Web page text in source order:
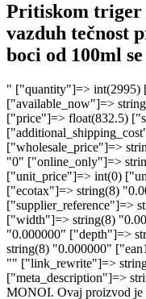
Pritiskom triger
vazduh tečnost
boci od 100ml
" ["quantity"]=> int(2995) ["minimal_quantity"]=> string(1) "1" ["available_now"]=> string(0) "" ["available_later"]=> string(0) "" ["price"]=> float(832.5) ["specificPrice"]=> bool(false) ["additional_shipping_cost"]=> string(4) "0.00" ["wholesale_price"]=> string(8) "0.000000" ["on_sale"]=> string(1) "0" ["online_only"]=> string(1) "0" ["unity"]=> string(0) "" ["unit_price"]=> int(0) ["unit_price_ratio"]=> string(8) "0.000000" ["ecotax"]=> string(8) "0.000000" ["reference"]=> string(0) "" ["supplier_reference"]=> string(0) "" ["location"]=> string(0) "" ["width"]=> string(8) "0.000000" ["height"]=> string(8) "0.000000" ["depth"]=> string(8) "0.000000" ["weight"]=> string(8) "0.000000" ["ean13"]=> string(0) "" ["upc"]=> string(0) "" ["link_rewrite"]=> string(24) "osvezivac-prostora-monoi" ["meta_description"]=> string(161) "OSVEŽIVAČ PROSTORA MONOI. Ovaj proizvod je namenjen da maskira ili neutrališe neprijatne mirise ili da samo osveži vazduh u Vašem domu, kancelariji, kolima." ["meta_keywords"]=> string(0) "" ["meta_title"]=> string(26) "OSVEŽIVAČ PROSTORA MONOI" ["quantity_discount"]=> string(1) "0" ["customizable"]=> string(1) "0" ["new"]=> bool(false) ["uploadable_files"]=> string(1) "0" ["text_fields"]=> string(1) "0" ["active"]=> string(1) "1" ["redirect_type"]=> string(3) "404" ["id_product_redirected"]=> string(1) "0" ["available_for_order"]=> string(1) "1" ["available_date"]=> string(10) "0000-00-00" ["condition"]=> string(3) "new" ["show_price"]=> string(1) "1" ["indexed"]=> string(1) "1" ["visibility"]=> string(4) "both" ["date_add"]=> string(19) "2024-07-10 11:11:54" ["date_upd"]=> string(19) "2026-06-05 16:47:25" ["tags"]=> bool(false) ["base_price"]=> string(8) "0.000000" ["id_tax_rules_group"]=> string(2) "54" ["id_color_default"]=> int(0) ["advanced_stock_management"]=> string(1) "0" ["out_of_stock"]=> int(2) ["depends_on_stock"]=> bool(false) ["isFullyLoaded"]=> bool(true) ["cache_is_pack"]=> string(1) "0" ["cache_has_attachments"]=> string(1) "0" ["is_virtual"]=> string(1) "0" ["id_pack_product_attribute"]=> NULL ["cache_default_attribute"]=> string(5) "27078" ["category"]=> string(19) "osvezivaci-prostora" ["pack_stock_type"]=> string(1) "3" ["webserviceParameters":protected]=> array(4) { ["objectMethods"]=> array(2) { ["add"]=> string(5) "addWs" ["update"]=> string(8) "updateWs" } ["objectNodeNames"]=> string(8) "products" ["fields"]=> array(12) { ["id_manufacturer"]=> array(1) { ["xlink_resource"]=> string(13) "manufacturers" } ["id_supplier"]=> array(1) { ["xlink_resource"]=> string(9) "suppliers" } ["id_category_default"]=> array(1) { ["xlink_resource"]=> string(10) "categories" } ["new"]=> array(0) { } ["cache_default_attribute"]=> array(0) { } ["id_default_image"]=> array(3) { ["getter"]=> string(10) "getCoverWs" ["setter"]=> string(10) "setCoverWs" ["xlink_resource"]=> array(2) { ["resourceName"]=> string(6) "images" ["subResourceName"]=> string(8) "products" } } ["id_default_combination"]=> array(3) { ["getter"]=> string(23) "getWsDefaultCombination" ["setter"]=> string(23) "setWsDefaultCombination" ["xlink_resource"]=> array(1) { ["resourceName"]=> string(12) "combinations" } } ["id_tax_rules_group"]=> array(1) { ["xlink_resource"]=> array(1) { ["resourceName"]=> string(15) "tax_rule_groups" } } ["position_in_category"]=> array(2) { ["getter"]=> string(23) "getWsPositionInCategory" ["setter"]=> string(23) "setWsPositionInCategory" } ["manufacturer_name"]=> array(2) { ["getter"]=> string(21) "getWsManufacturerName" ["setter"]=> bool(false) } ["quantity"]=> array(2) { ["getter"]=> bool(false) ["setter"]=> bool(false) } ["type"]=> array(2) { ["getter"]=> string(9) "getWsType" ["setter"]=> string(9) "setWsType" } } ["associations"]=> array(9) { ["categories"]=> array(2) { ["resource"]=> string(8) "category" ["fields"]=> array(1) { ["id"]=> array(1) { ["required"]=> bool(true) } } } ["images"]=> array(2) { ["resource"]=> string(5) "image" ["fields"]=> array(1) { ["id"]=> array(0) { } } } ["combinations"]=> array(2) { ["resource"]=> string(11) "combination"